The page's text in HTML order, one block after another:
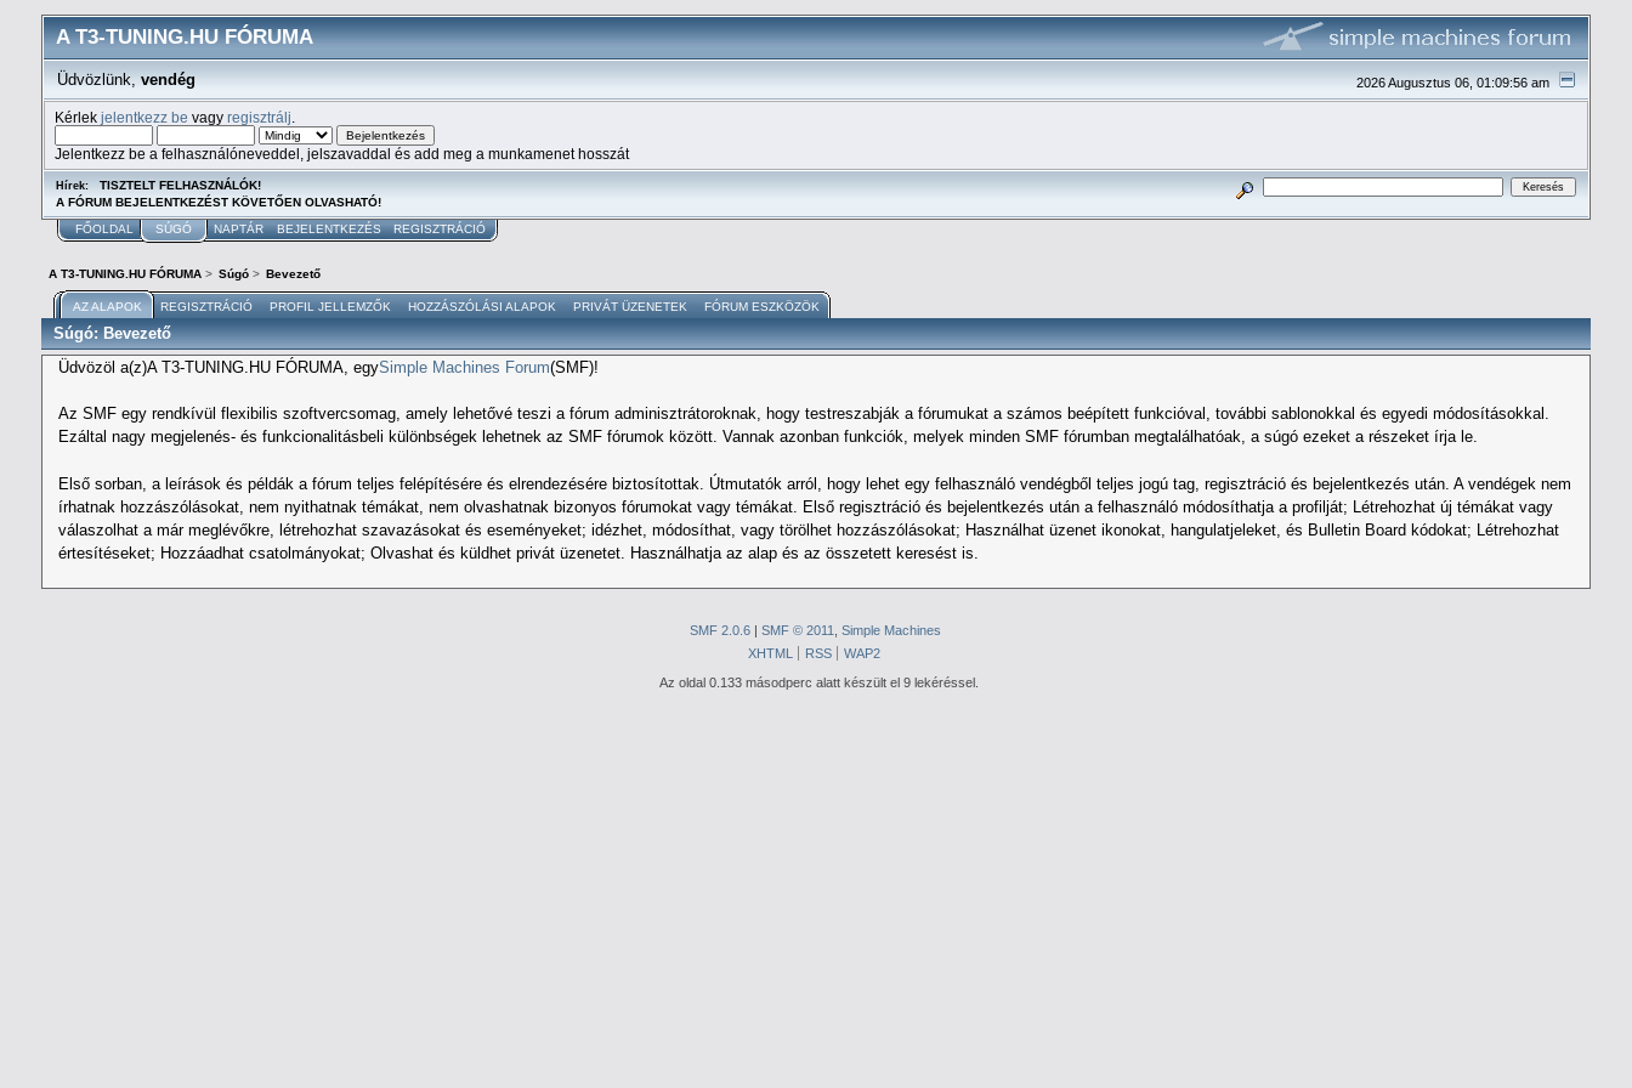
A T3-TUNING.HU FÓRUMA
2026 Augusztus 06, 01:09:56 am
Üdvözlünk,vendég
Kérlek jelentkezz be vagy regisztrálj
Jelentkezz be a felhasználóneveddel, jelszavaddal és add meg a munkamenet hosszát
Hírek:
TISZTELT FELHASZNÁLÓK!
A FÓRUM BEJELENTKEZÉST KÖVETŐEN OLVASHATÓ!
FŐOLDAL SÚGÓ NAPTÁR BEJELENTKEZÉS REGISZTRÁCIÓ
A T3-TUNING.HU FÓRUMA > Súgó > Bevezető
AZ ALAPOK REGISZTRÁCIÓ PROFIL JELLEMZŐK HOZZÁSZÓLÁSI ALAPOK PRIVÁT ÜZENETEK FÓRUM ESZKÖZÖK
Súgó: Bevezető
Üdvözöl a(z)A T3-TUNING.HU FÓRUMA, egySimple Machines Forum(SMF)!
Az SMF egy rendkívül flexibilis szoftvercsomag, amely lehetővé teszi a fórum adminisztrátoroknak, hogy testreszabják a fórumukat a számos beépített funkcióval, további sablonokkal és egyedi módosításokkal.
Ezáltal nagy megjelenés- és funkcionalitásbeli különbségek lehetnek az SMF fórumok között. Vannak azonban funkciók, melyek minden SMF fórumban megtalálhatóak, a súgó ezeket a részeket írja le.
Első sorban, a leírások és példák a fórum teljes felépítésére és elrendezésére biztosítottak. Útmutatók arról, hogy lehet egy felhasználó vendégből teljes jogú tag, regisztráció és bejelentkezés után. A vendégek nem
írhatnak hozzászólásokat, nem nyithatnak témákat, nem olvashatnak bizonyos fórumokat vagy témákat. Első regisztráció és bejelentkezés után a felhasználó módosíthatja a profilját; Létrehozhat új témákat vagy
válaszolhat a már meglévőkre, létrehozhat szavazásokat és eseményeket; idézhet, módosíthat, vagy törölhet hozzászólásokat; Használhat üzenet ikonokat, hangulatjeleket, és Bulletin Board kódokat; Létrehozhat
értesítéseket; Hozzáadhat csatolmányokat; Olvashat és küldhet privát üzenetet. Használhatja az alap és az összetett keresést is.
SMF 2.0.6 |SMF © 2011 ,Simple Machines
XHTML
RSS
WAP2
Az oldal 0.133 másodperc alatt készült el 9 lekéréssel.